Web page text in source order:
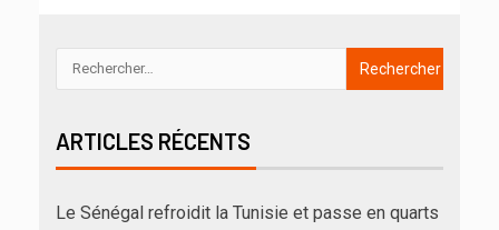
ARTICLES RÉCENTS
Le Sénégal refroidit la Tunisie et passe en quarts